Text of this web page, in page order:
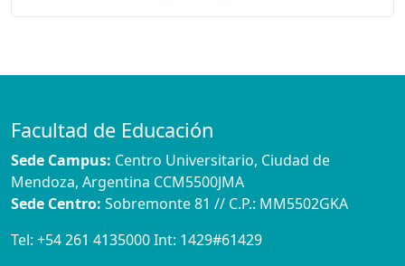
Facultad de Educación
Sede Campus: Centro Universitario, Ciudad de
Mendoza, Argentina CCM5500JMA
Sede Centro: Sobremonte 81 // C.P.: MM5502GKA
Tel: +54 261 4135000Int: 1429#61429